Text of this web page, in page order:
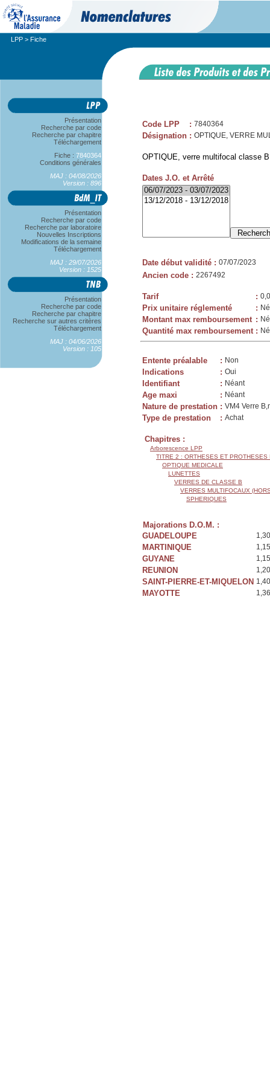
LPP > Fiche
Présentation
Recherche par code
Recherche par chapitre
Téléchargement
Fiche : 7840364
Conditions générales
MAJ : 04/08/2026
Version : 896
Présentation
Recherche par code
Recherche par laboratoire
Nouvelles Inscriptions
Modifications de la semaine
Téléchargement
MAJ : 29/07/2026
Version : 1525
Présentation
Recherche par code
Recherche par chapitre
Recherche sur autres critères
Téléchargement
MAJ : 04/06/2026
Version : 105
Code LPP : 7840364
Désignation : OPTIQUE, VERRE
OPTIQUE, verre multifocal classe
Dates J.O. et Arrêté
Date début validité : 07/07/2023
Ancien code : 2267492
Tarif :
Prix unitaire réglementé :
Montant max remboursement :
Quantité max remboursement :
Entente préalable : Non
Indications : Oui
Identifiant : Néant
Age maxi : Néant
Nature de prestation : VM4 Verre
Type de prestation : Achat
Chapitres :
Arborescence LPP
TITRE 2 : ORTHESES ET PROTHESES
OPTIQUE MEDICALE
LUNETTES
VERRES DE CLASSE B
VERRES MULTIFOCAUX
SPHERIQUES
Majorations D.O.M. :
GUADELOUPE
MARTINIQUE
GUYANE
REUNION
SAINT-PIERRE-ET-MIQUELON
MAYOTTE